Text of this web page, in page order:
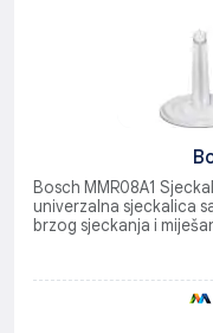
Bosch MMR08A1
univerzalna sjeckalica
brzog sjeckanja i